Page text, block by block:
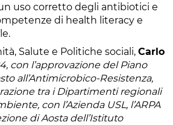
uso corretto degli antibiotici e
di health literacy e
Salute e Politiche sociali, Carlo
con l’approvazione del Piano
all’Antimicrobico-Resistenza,
tra i Dipartimenti regionali
con l’Azienda USL, l’ARPA
di Aosta dell’Istituto